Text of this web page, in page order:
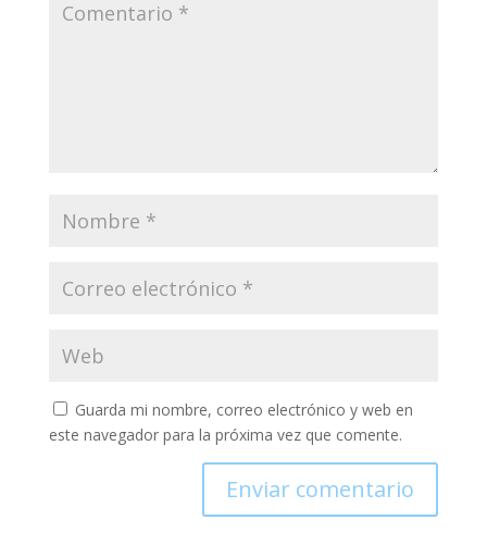
Guarda mi nombre, correo electrónico y web en
este navegador para la próxima vez que comente.